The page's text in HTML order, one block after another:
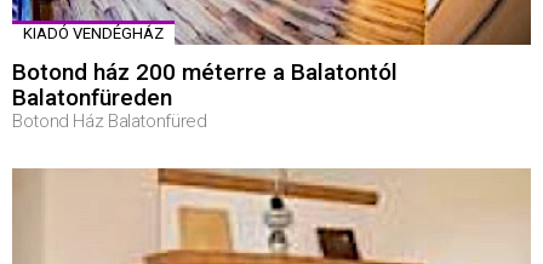
KIADÓ VENDÉGHÁZ
Botond ház 200 méterre a Balatontól
Balatonfüreden
Botond Ház Balatonfüred